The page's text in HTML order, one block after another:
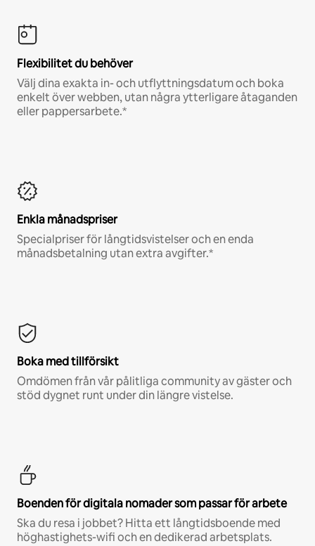
Flexibilitet du behöver
Välj dina exakta in- och utflyttningsdatum och boka
enkelt över webben, utan några ytterligare åtaganden
eller pappersarbete.*
Enkla månadspriser
Specialpriser för långtidsvistelser och en enda
månadsbetalning utan extra avgifter.*
Boka med tillförsikt
Omdömen från vår pålitliga community av gäster och
stöd dygnet runt under din längre vistelse.
Boenden för digitala nomader som passar för arbete
Ska du resa i jobbet? Hitta ett långtidsboende med
höghastighets-wifi och en dedikerad arbetsplats.